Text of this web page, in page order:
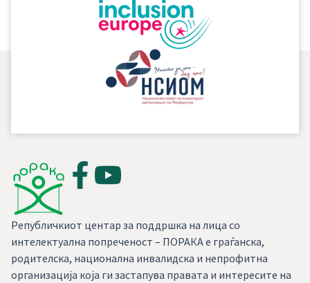
Републичкиот центар за поддршка на лица со
интелектуална попреченост – ПОРАКА е граѓанска,
родителска, национална инвалидска и непрофитна
организација која ги застапува правата и интересите на